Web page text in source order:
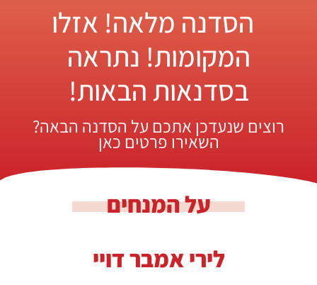
הסדנה מלאה! אזלו
המקומות! נתראה
בסדנאות הבאות!
רוצים שנעדכן אתכם על הסדנה הבאה?
השאירו פרטים כאן
על המנחים
לירי אמבר דויי